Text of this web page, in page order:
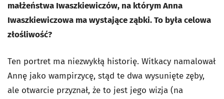
małżeństwa Iwaszkiewiczów, na którym Anna
Iwaszkiewiczowa ma wystające ząbki. To była celowa
złośliwość?
Ten portret ma niezwykłą historię. Witkacy namalował
Annę jako wampirzycę, stąd te dwa wysunięte zęby,
ale otwarcie przyznał, że to jest jego wizja (na